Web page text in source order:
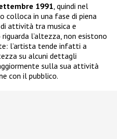
1991 , quindi nel
colloca in una fase di piena
attività tra musica e
l’altezza, non esistono
l’artista tende infatti a
su alcuni dettagli
sulla sua attività
con il pubblico.